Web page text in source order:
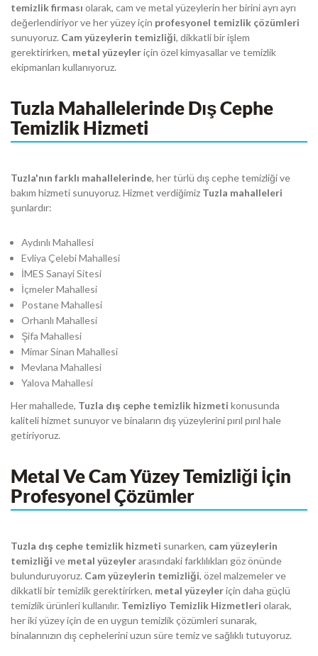
temizlik firması olarak, cam ve metal yüzeylerin her birini ayrı ayrı
değerlendiriyor ve her yüzey için profesyonel temizlik çözümleri
sunuyoruz. Cam yüzeylerin temizliği, dikkatli bir işlem
gerektirirken, metal yüzeyleriçin özel kimyasallar ve temizlik
ekipmanları kullanıyoruz.
Tuzla Mahallelerinde Dış Cephe
Temizlik Hizmeti
Tuzla'nın farklı mahallelerinde, her türlü dış cephe temizliği ve
bakım hizmeti sunuyoruz. Hizmet verdiğimiz Tuzla mahalleleri
şunlardır:
Aydınlı Mahallesi
Evliya Çelebi Mahallesi
İMES Sanayi Sitesi
İçmeler Mahallesi
Postane Mahallesi
Orhanlı Mahallesi
Şifa Mahallesi
Mimar Sinan Mahallesi
Mevlana Mahallesi
Yalova Mahallesi
Her mahallede, Tuzla dış cephe temizlik hizmeti konusunda
kaliteli hizmet sunuyor ve binaların dış yüzeylerini pırıl pırıl hale
getiriyoruz.
Metal Ve Cam Yüzey Temizliği İçin
Profesyonel Çözümler
Tuzla dış cephe temizlik hizmeti sunarken, cam yüzeylerin
temizliği ve metal yüzeylerarasındaki farklılıkları göz önünde
bulunduruyoruz. Cam yüzeylerin temizliği, özel malzemeler ve
dikkatli bir temizlik gerektirirken, metal yüzeyleriçin daha güçlü
temizlik ürünleri kullanılır. Temizliyo Temizlik Hizmetleri olarak,
her iki yüzey için de en uygun temizlik çözümleri sunarak,
binalarınızın dış cephelerini uzun süre temiz ve sağlıklı tutuyoruz.